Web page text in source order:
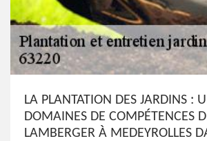
LA PLANTATION DES JARDINS :
DOMAINES DE COMPÉTENCES
LAMBERGER À MEDEYROLLES